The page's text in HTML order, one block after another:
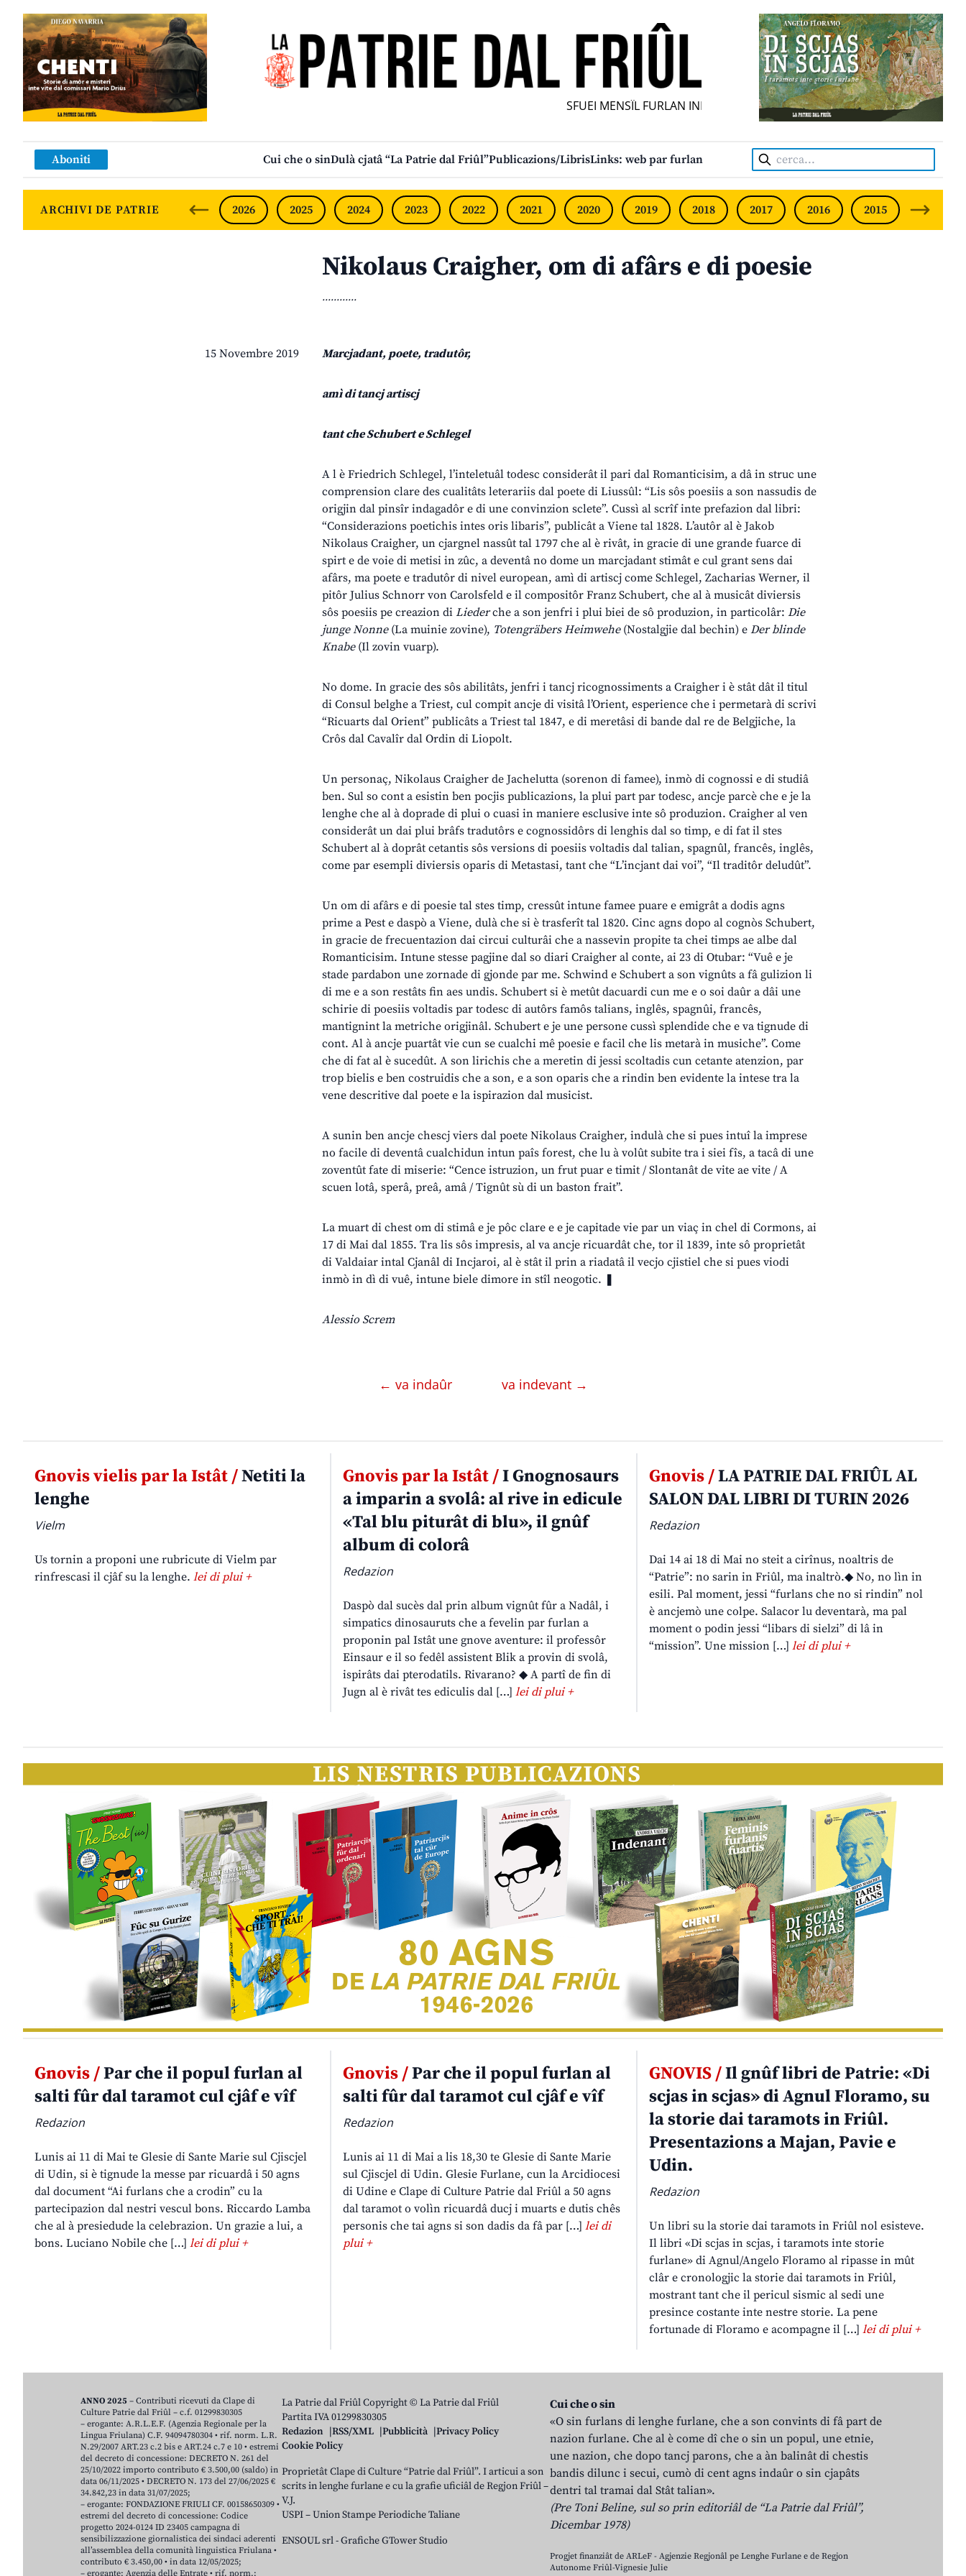
SFUEI MENSÎL FURLAN INDIPENDENT • INDEPENDENT FRIULIAN MONTHLY •
Aboniti Cui che o sinDulà cjatâ “La Patrie dal Friûl”Publicazions/LibrisLinks: web par furlan Cerca:
ARCHIVI DE PATRIE 2026 2025 2024 2023 2022 2021 2020 2019 2018 2017 2016 2015 2014
Nikolaus Craigher, om di afârs e di poesie
............
15 Novembre 2019 Marcjadant, poete, tradutôr,
amì di tancj artiscj
tant che Schubert e Schlegel
A l è Friedrich Schlegel, l’inteletuâl todesc considerât il pari dal Romanticisim, a dâ in struc une
comprension clare des cualitâts leterariis dal poete di Liussûl: “Lis sôs poesiis a son nassudis de
origjin dal pinsîr indagadôr e di une convinzion sclete”. Cussì al scrîf inte prefazion dal libri:
“Considerazions poetichis intes oris libaris”, publicât a Viene tal 1828. L’autôr al è Jakob
Nikolaus Craigher, un cjargnel nassût tal 1797 che al è rivât, in gracie di une grande fuarce di
spirt e de voie di metisi in zûc, a deventâ no dome un marcjadant stimât e cul grant sens dai
afârs, ma poete e tradutôr di nivel european, amì di artiscj come Schlegel, Zacharias Werner, il
pitôr Julius Schnorr von Carolsfeld e il compositôr Franz Schubert, che al à musicât diviersis
sôs poesiis pe creazion di Liederche a son jenfri i plui biei de sô produzion, in particolâr: Die
junge Nonne(La muinie zovine), Totengräbers Heimwehe (Nostalgjie dal bechin) e Der blinde
Knabe(Il zovin vuarp).
No dome. In gracie des sôs abilitâts, jenfri i tancj ricognossiments a Craigher i è stât dât il titul
di Consul belghe a Triest, cul compit ancje di visitâ l’Orient, esperience che i permetarà di scrivi
“Ricuarts dal Orient” publicâts a Triest tal 1847, e di meretâsi di bande dal re de Belgjiche, la
Crôs dal Cavalîr dal Ordin di Liopolt.
Un personaç, Nikolaus Craigher de Jachelutta (sorenon di famee), inmò di cognossi e di studiâ
ben. Sul so cont a esistin ben pocjis publicazions, la plui part par todesc, ancje parcè che e je la
lenghe che al à doprade di plui o cuasi in maniere esclusive inte sô produzion. Craigher al ven
considerât un dai plui brâfs tradutôrs e cognossidôrs di lenghis dal so timp, e di fat il stes
Schubert al à doprât cetantis sôs versions di poesiis voltadis dal talian, spagnûl, francês, inglês,
come par esempli diviersis oparis di Metastasi, tant che “L’incjant dai voi”, “Il traditôr deludût”.
Un om di afârs e di poesie tal stes timp, cressût intune famee puare e emigrât a dodis agns
prime a Pest e daspò a Viene, dulà che si è trasferît tal 1820. Cinc agns dopo al cognòs Schubert,
in gracie de frecuentazion dai circui culturâi che a nassevin propite ta chei timps ae albe dal
Romanticisim. Intune stesse pagjine dal so diari Craigher al conte, ai 23 di Otubar: “Vuê e je
stade pardabon une zornade di gjonde par me. Schwind e Schubert a son vignûts a fâ gulizion li
di me e a son restâts fin aes undis. Schubert si è metût dacuardi cun me e o soi daûr a dâi une
schirie di poesiis voltadis par todesc di autôrs famôs talians, inglês, spagnûi, francês,
mantignint la metriche origjinâl. Schubert e je une persone cussì splendide che e va tignude di
cont. Al à ancje puartât vie cun se cualchi mê poesie e facil che lis metarà in musiche”. Come
che di fat al è sucedût. A son lirichis che a meretin di jessi scoltadis cun cetante atenzion, par
trop bielis e ben costruidis che a son, e a son oparis che a rindin ben evidente la intese tra la
vene descritive dal poete e la ispirazion dal musicist.
A sunin ben ancje chescj viers dal poete Nikolaus Craigher, indulà che si pues intuî la imprese
no facile di deventâ cualchidun intun paîs forest, che lu à volût subite tra i siei fîs, a tacâ di une
zoventût fate di miserie: “Cence istruzion, un frut puar e timit / Slontanât de vite ae vite / A
scuen lotâ, sperâ, preâ, amâ / Tignût sù di un baston frait”.
La muart di chest om di stimâ e je pôc clare e e je capitade vie par un viaç in chel di Cormons, ai
17 di Mai dal 1855. Tra lis sôs impresis, al va ancje ricuardât che, tor il 1839, inte sô proprietât
di Valdaiar intal Cjanâl di Incjaroi, al è stât il prin a riadatâ il vecjo cjistiel che si pues viodi
inmò in dì di vuê, intune biele dimore in stîl neogotic. ❚
Alessio Screm
← va indaûr va indevant →
Gnovis vielis par la Istât /Netiti la
lenghe
Vielm
Us tornin a proponi une rubricute di Vielm par
rinfrescasi il cjâf su la lenghe. lei di plui +
Gnovis par la Istât /I Gnognosaurs
a imparin a svolâ: al rive in edicule
«Tal blu piturât di blu», il gnûf
album di colorâ
Redazion
Daspò dal sucès dal prin album vignût fûr a Nadâl, i
simpatics dinosauruts che a fevelin par furlan a
proponin pal Istât une gnove aventure: il professôr
Einsaur e il so fedêl assistent Blik a provin di svolâ,
ispirâts dai pterodatils. Rivarano? ◆ A partî de fin di
Jugn al è rivât tes ediculis dal […] lei di plui +
Gnovis /LA PATRIE DAL FRIÛL AL
SALON DAL LIBRI DI TURIN 2026
Redazion
Dai 14 ai 18 di Mai no steit a cirînus, noaltris de
“Patrie”: no sarin in Friûl, ma inaltrò.◆ No, no lìn in
esili. Pal moment, jessi “furlans che no si rindin” nol
è ancjemò une colpe. Salacor lu deventarà, ma pal
moment o podin jessi “libars di sielzi” di lâ in
“mission”. Une mission […]lei di plui +
Gnovis /Par che il popul furlan al
salti fûr dal taramot cul cjâf e vîf
Redazion
Lunis ai 11 di Mai te Glesie di Sante Marie sul Cjiscjel
di Udin, si è tignude la messe par ricuardâ i 50 agns
dal document “Ai furlans che a crodin” cu la
partecipazion dal nestri vescul bons. Riccardo Lamba
che al à presiedude la celebrazion. Un grazie a lui, a
bons. Luciano Nobile che […] lei di plui +
Gnovis /Par che il popul furlan al
salti fûr dal taramot cul cjâf e vîf
Redazion
Lunis ai 11 di Mai a lis 18,30 te Glesie di Sante Marie
sul Cjiscjel di Udin. Glesie Furlane, cun la Arcidiocesi
di Udine e Clape di Culture Patrie dal Friûl a 50 agns
dal taramot o volìn ricuardâ ducj i muarts e dutis chês
personis che tai agns si son dadis da fâ par […] lei di
plui +
GNOVIS /Il gnûf libri de Patrie: «Di
scjas in scjas» di Agnul Floramo, su
la storie dai taramots in Friûl.
Presentazions a Majan, Pavie e
Udin.
Redazion
Un libri su la storie dai taramots in Friûl nol esisteve.
Il libri «Di scjas in scjas, i taramots inte storie
furlane» di Agnul/Angelo Floramo al ripasse in mût
clâr e cronologjic la storie dai taramots in Friûl,
mostrant tant che il pericul sismic al sedi une
presince costante inte nestre storie. La pene
fortunade di Floramo e acompagne il […]lei di plui +
La Patrie dal Friûl Copyright © La Patrie dal Friûl
Partita IVA 01299830305
Redazion
RSS/XML Pubblicità
Privacy Policy
Cookie Policy
Proprietât Clape di Culture “Patrie dal Friûl”. I articui a son
scrits in lenghe furlane e cu la grafie uficiâl de Regjon Friûl –
V.J.
USPI – Union Stampe Periodiche Taliane
ENSOUL srl-Grafiche GTower Studio
Cui che o sin
«O sin furlans di lenghe furlane, che a son convints di fâ part de
nazion furlane. Che al è come dî che o sin un popul, une etnie,
une nazion, che dopo tancj parons, che a àn balinât di chestis
bandis dilunc i secui, cumò di cent agns indaûr o sin cjapâts
dentri tal tramai dal Stât talian».
(Pre Toni Beline, sul so prin editoriâl de “La Patrie dal Friûl”,
Dicembar 1978)
Progjet finanziât de ARLeF - Agjenzie Regjonâl pe Lenghe Furlane e de Regjon
Autonome Friûl-Vignesie Julie
ANNO 2025 – Contributi ricevuti da Clape di
Culture Patrie dal Friûl – c.f. 01299830305
– erogante: A.R.L.E.F. (Agenzia Regionale per la
Lingua Friulana) C.F. 94094780304 • rif. norm. L.R.
N.29/2007 ART.23 c.2 bis e ART.24 c.7 e 10 • estremi
del decreto di concessione: DECRETO N. 261 del
25/10/2022 importo contributo € 3.500,00 (saldo) in
data 06/11/2025 • DECRETO N. 173 del 27/06/2025 €
34.842,23 in data 31/07/2025;
– erogante: FONDAZIONE FRIULI CF. 00158650309 •
estremi del decreto di concessione: Codice
progetto 2024-0124 ID 23405 campagna di
sensibilizzazione giornalistica dei sindaci aderenti
all’assemblea della comunità linguistica Friulana •
contributo € 3.450,00 • in data 12/05/2025;
– erogante: Agenzia delle Entrate • rif. norm.: